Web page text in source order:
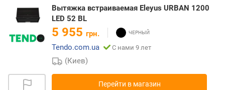
Вытяжка встраиваемая Eleyus URBAN 1200
LED 52 BL
5 955 грн.
Tendo.com.ua
С нами 9 лет
(Киев)
Перейти в магазин